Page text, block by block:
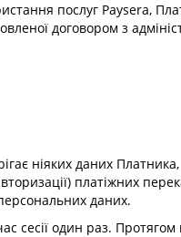
послуг Paysera,
договором з
ніяких даних
платіжних
даних.
один раз. Протягом